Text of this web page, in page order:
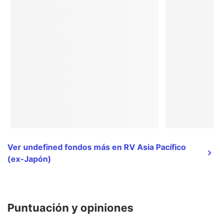
Ver undefined fondos más en RV Asia Pacífico
(ex-Japón)
Puntuación y opiniones